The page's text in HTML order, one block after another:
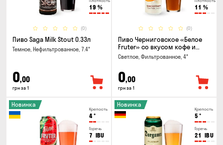
19 %
(0)
Пиво Saga Milk Stout 0.33л
Темное, Нефильтрованное, 7.4°
0,00
грн за 1
11 %
(0)
Пиво Черниговское «Белое
Fruter» со вкусом кофе и
апельсина 0.5 л
Светлое, Фильтрованное, 4°
0,00
грн за 1
Крепость
4°
Горечь
7 IBU
Новинка
Крепость
5 °
Горечь
21 IBU
Новинка